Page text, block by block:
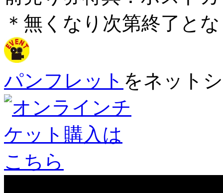
＊無くなり次第終了と
パンフレット をネット